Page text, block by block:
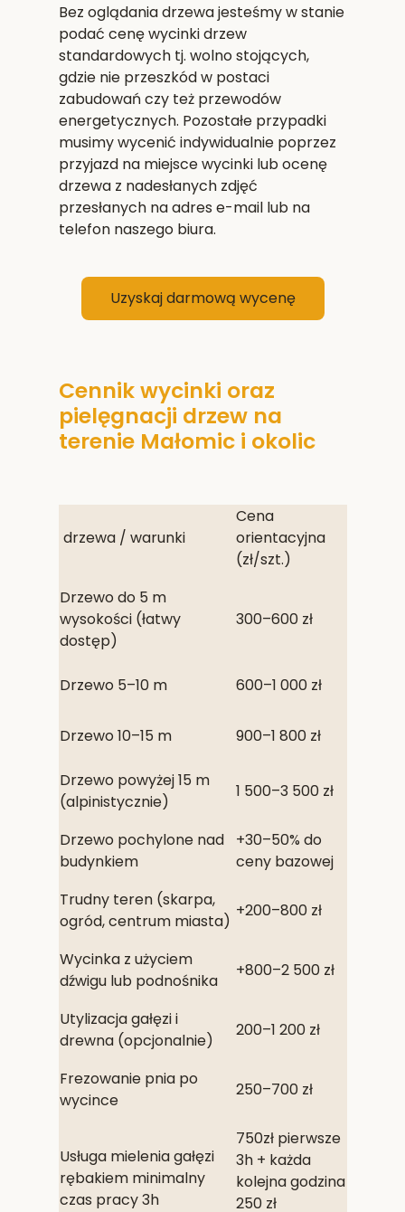
Bez oglądania drzewa jesteśmy w stanie
podać cenę wycinki drzew
standardowych tj. wolno stojących,
gdzie nie przeszkód w postaci
zabudowań czy też przewodów
energetycznych. Pozostałe przypadki
musimy wycenić indywidualnie poprzez
przyjazd na miejsce wycinki lub ocenę
drzewa z nadesłanych zdjęć
przesłanych na adres e-mail lub na
telefon naszego biura.
Uzyskaj darmową wycenę
Cennik wycinki oraz
pielęgnacji drzew na
terenie Małomic i okolic
drzewa / warunki
Cena
orientacyjna
(zł/szt.)
Drzewo do 5 m
wysokości (łatwy
dostęp)
300–600 zł
Drzewo 5–10 m 600–1 000 zł
Drzewo 10–15 m 900–1 800 zł
Drzewo powyżej 15 m
(alpinistycznie)
1 500–3 500 zł
Drzewo pochylone nad
budynkiem
+30–50% do
ceny bazowej
Trudny teren (skarpa,
ogród, centrum miasta)
+200–800 zł
Wycinka z użyciem
dźwigu lub podnośnika
+800–2 500 zł
Utylizacja gałęzi i
drewna (opcjonalnie)
200–1 200 zł
Frezowanie pnia po
wycince
250–700 zł
Usługa mielenia gałęzi
rębakiem minimalny
czas pracy 3h
750zł pierwsze
3h + każda
kolejna godzina
250 zł